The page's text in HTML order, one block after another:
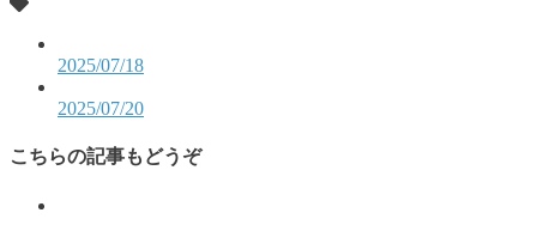
2025/07/18
2025/07/20
こちらの記事もどうぞ